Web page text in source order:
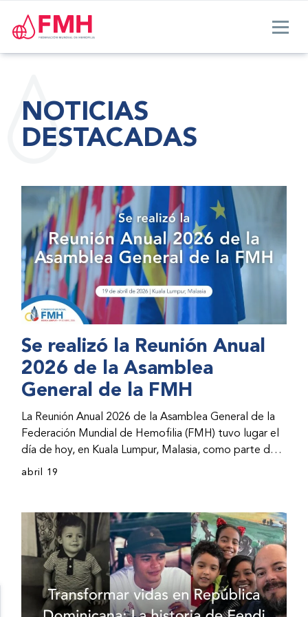
NOTICIAS
DESTACADAS
Se realizó la Reunión Anual
2026 de la Asamblea
General de la FMH
La Reunión Anual 2026 de la Asamblea General de la
Federación Mundial de Hemofilia (FMH) tuvo lugar el
día de hoy, en Kuala Lumpur, Malasia, como parte del
Congreso Mundial 2026 de la FMH. La reunión abarcó
avances por parte de la dirección de la FMH. Al
evento asistieron representantes de las organizaciones
nacionales miembros (ONM) de la FMH y otras partes
interesadas.
abril 19